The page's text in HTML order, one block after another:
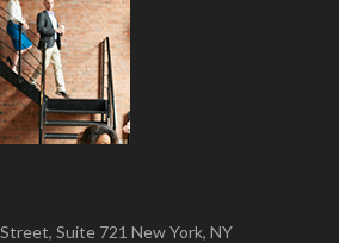
Suite 721 New York, NY